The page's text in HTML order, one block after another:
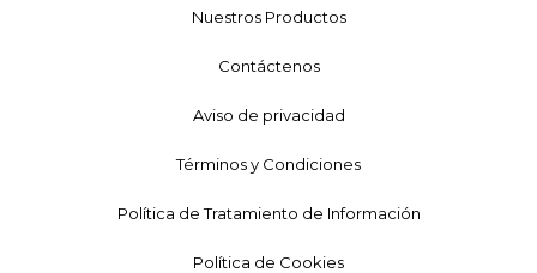
Nuestros Productos
Contáctenos
Aviso de privacidad
Términos y Condiciones
Política de Tratamiento de Información
Política de Cookies